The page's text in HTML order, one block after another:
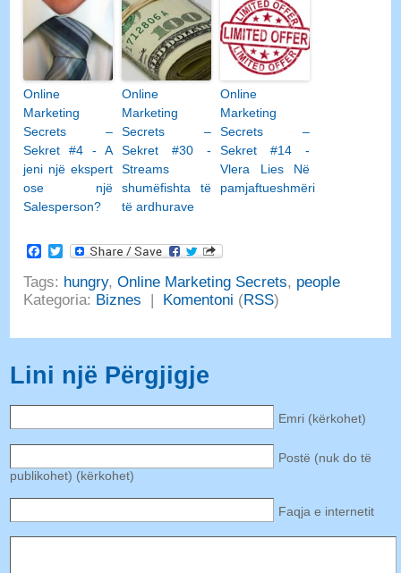
Online
Marketing
Secrets –
Sekret #4 - A
jeni një ekspert
ose një
Salesperson?
Online
Marketing
Secrets –
Sekret #30 -
Streams
shumëfishta të
të ardhurave
Online
Marketing
Secrets –
Sekret #14 -
Vlera Lies Në
pamjaftueshmëri
Facebook
Twitter
Tags: hungry,Online Marketing Secrets, people
Kategoria: Biznes Komentoni (RSS)
Lini një Përgjigje
Emri (kërkohet)
Postë (nuk do të
publikohet) (kërkohet)
Faqja e internetit